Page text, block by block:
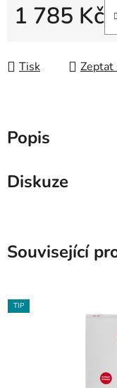
1 785 Kč
Tisk Zeptat
Popis
Diskuze
Související
TIP